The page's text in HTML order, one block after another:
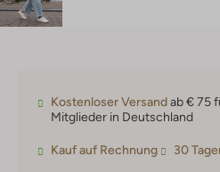
Kostenloser Versandab € 75
Mitglieder in Deutschland
Kauf auf Rechnung 30